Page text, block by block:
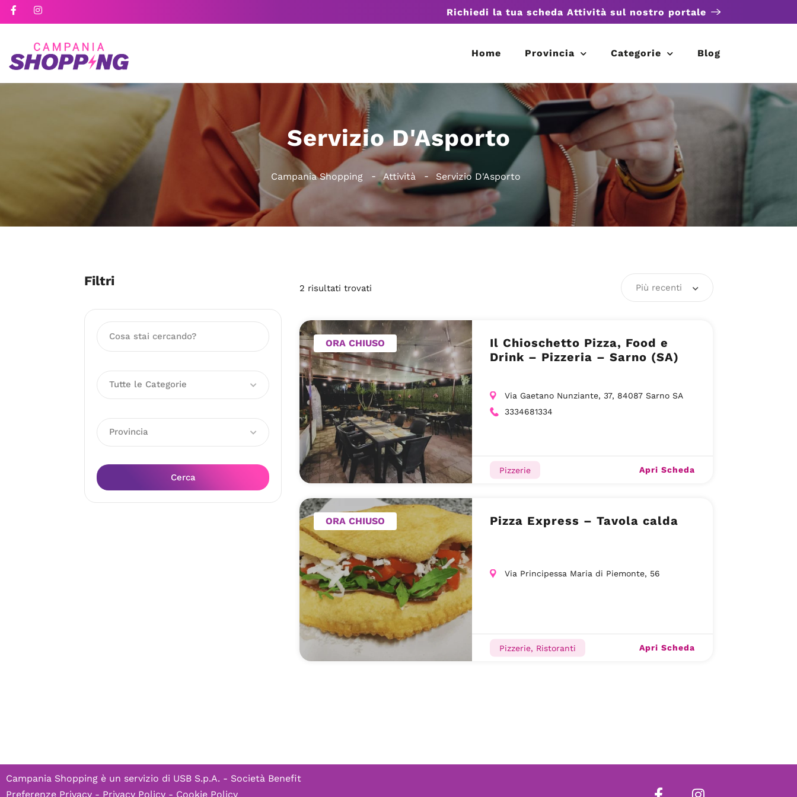
Richiedi la tua scheda Attività sul nostro portale
Home Provincia Categorie Blog
Servizio D'Asporto
Campania Shopping Attività Servizio D'Asporto
Filtri
Tutte le Categorie
Provincia
Cerca
2 risultati trovati Più recenti
ORA CHIUSO
Il Chioschetto Pizza, Food e
Drink – Pizzeria – Sarno (SA)
Via Gaetano Nunziante, 37, 84087 Sarno SA
3334681334
Pizzerie Apri Scheda
ORA CHIUSO Pizza Express – Tavola calda
Via Principessa Maria di Piemonte, 56
Pizzerie, Ristoranti Apri Scheda
Campania Shopping è un servizio di USB S.p.A. - Società Benefit
Preferenze Privacy - Privacy Policy - Cookie Policy